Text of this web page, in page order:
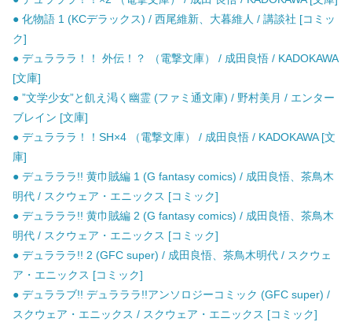
● 化物語 1 (KCデラックス) / 西尾維新、大暮維人 / 講談社 [コミッ
ク]
● デュラララ！！ 外伝！？ （電撃文庫） / 成田良悟 / KADOKAWA
[文庫]
● ”文学少女”と飢え渇く幽霊 (ファミ通文庫) / 野村美月 / エンター
ブレイン [文庫]
● デュラララ！！SH×4 （電撃文庫） / 成田良悟 / KADOKAWA [文
庫]
● デュラララ!! 黄巾賊編 1 (G fantasy comics) / 成田良悟、茶鳥木
明代 / スクウェア・エニックス [コミック]
● デュラララ!! 黄巾賊編 2 (G fantasy comics) / 成田良悟、茶鳥木
明代 / スクウェア・エニックス [コミック]
● デュラララ!! 2 (GFC super) / 成田良悟、茶鳥木明代 / スクウェ
ア・エニックス [コミック]
● デュララブ!! デュラララ!!アンソロジーコミック (GFC super) /
スクウェア・エニックス / スクウェア・エニックス [コミック]